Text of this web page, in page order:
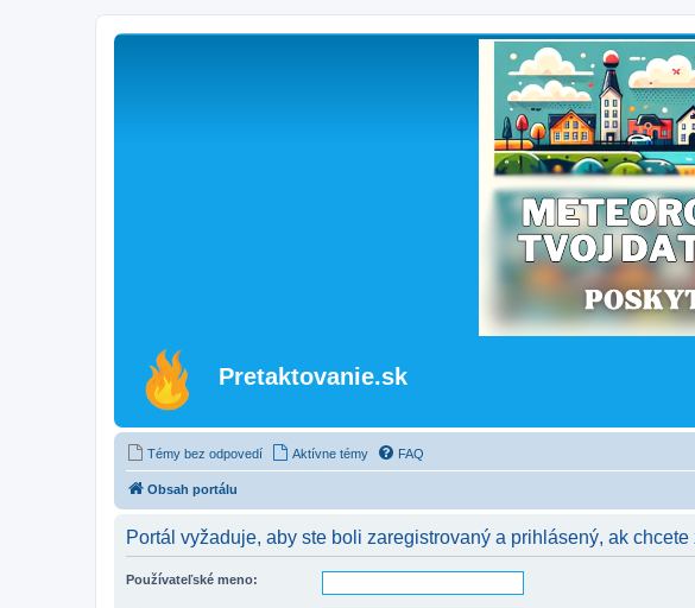
Pretaktovanie.sk
Témy bez odpovedí Aktívne témy FAQ
Obsah portálu
Portál vyžaduje, aby ste boli zaregistrovaný a prihlásený, ak
Používateľské meno: